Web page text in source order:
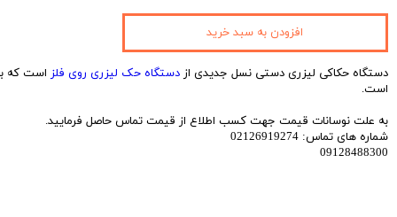
دستگاه حکاکی لیزری دستی نسل جدیدی از دستگاه حک لیزری روی فلز است که
است.
به علت نوسانات قیمت جهت کسب اطلاع از قیمت تماس حاصل فرمایید.
شماره های تماس: 02126919274
09128488300
افزودن به سبد خرید